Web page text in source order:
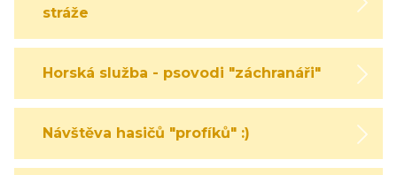
stráže
Horská služba - psovodi "záchranáři"
Návštěva hasičů "profíků" :)